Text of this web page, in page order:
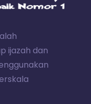
ijazah dan